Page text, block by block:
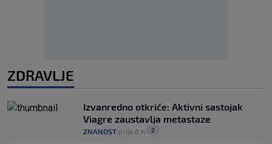
ZDRAVLJE
Izvanredno otkriće: Aktivni sastojak
Viagre zaustavlja metastaze
ZNANOST prije 6 h 2